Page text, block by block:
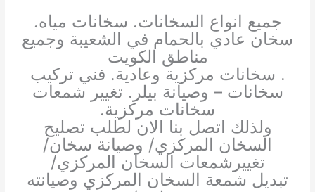
جميع انواع السخانات. سخانات مياه.
سخان عادي بالحمام في الشعيبة وجميع
مناطق الكويت
. سخانات مركزية وعادية. فني تركيب
سخانات – وصيانة بيلر. تغيير شمعات
سخانات مركزية.
ولذلك اتصل بنا الان لطلب تصليح
السخان المركزي/ وصيانة سخان/
تغييرشمعات السخان المركزي/
تبديل شمعة السخان المركزي وصيانته